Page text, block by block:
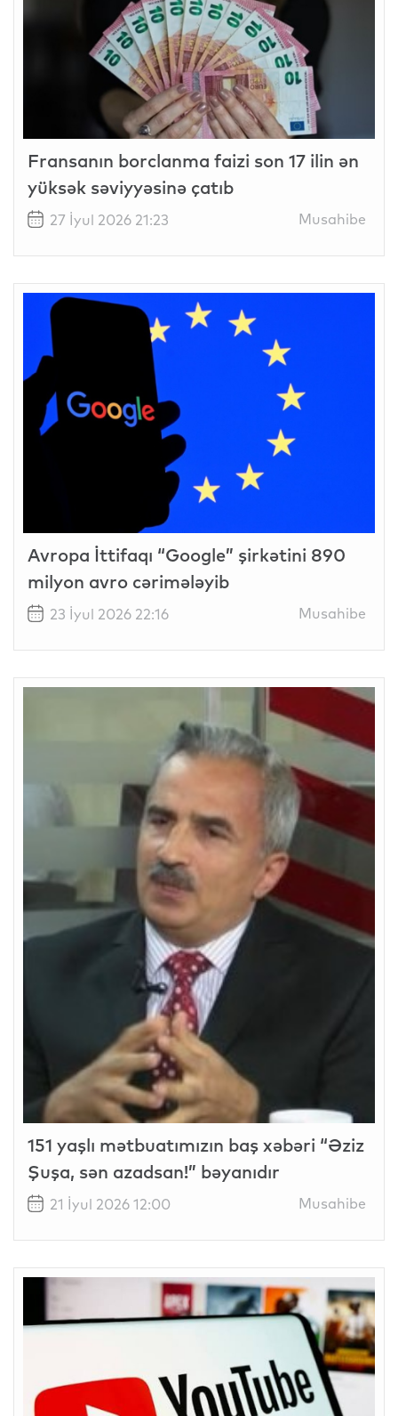
Fransanın borclanma faizi son 17 ilin ən
yüksək səviyyəsinə çatıb
27 İyul 2026 21:23 Musahibe
Avropa İttifaqı “Google” şirkətini 890
milyon avro cərimələyib
23 İyul 2026 22:16 Musahibe
151 yaşlı mətbuatımızın baş xəbəri “Əziz
Şuşa, sən azadsan!” bəyanıdır
21 İyul 2026 12:00 Musahibe